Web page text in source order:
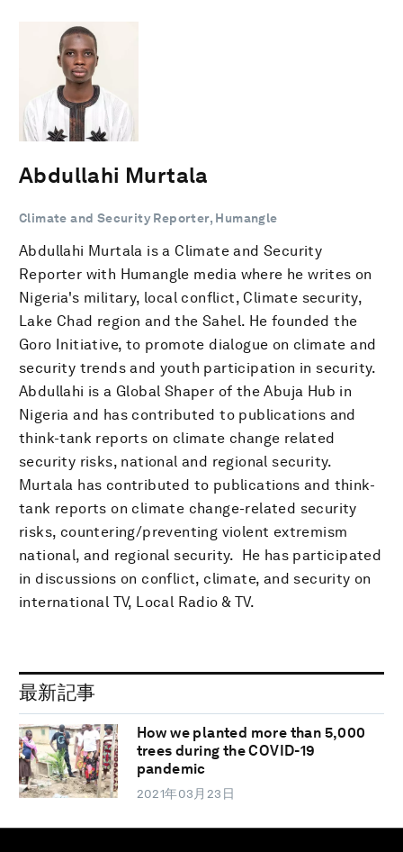
Abdullahi Murtala
Climate and Security Reporter, Humangle
Abdullahi Murtala is a Climate and Security
Reporter with Humangle media where he writes on
Nigeria's military, local conflict, Climate security,
Lake Chad region and the Sahel. He founded the
Goro Initiative, to promote dialogue on climate and
security trends and youth participation in security.
Abdullahi is a Global Shaper of the Abuja Hub in
Nigeria and has contributed to publications and
think-tank reports on climate change related
security risks, national and regional security.
Murtala has contributed to publications and think-
tank reports on climate change-related security
risks, countering/preventing violent extremism
national, and regional security. He has participated
in discussions on conflict, climate, and security on
international TV, Local Radio & TV.
最新記事
How we planted more than 5,000
trees during the COVID-19
pandemic
2021年03月23日